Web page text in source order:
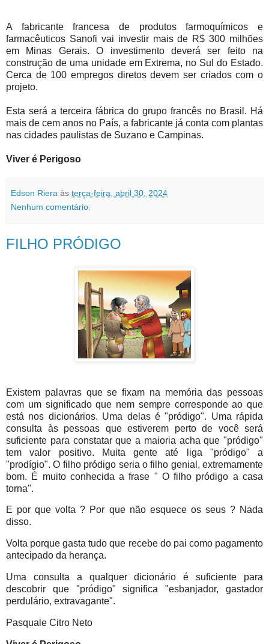
A fabricante francesa de produtos farmoquímicos e
farmacêuticos Sanofi vai investir mais de R$ 300 milhões
em Minas Gerais. O investimento deverá ser feito na
construção de uma unidade em Extrema, no Sul do Estado.
Cerca de 100 empregos diretos devem ser criados com o
projeto.
Esta será a terceira fábrica do grupo francês no Brasil. Há
mais de cem anos no País, a fabricante já conta com plantas
nas cidades paulistas de Suzano e Campinas.
Viver é Perigoso
Edson Riera às terça-feira, abril 30, 2024
Nenhum comentário:
FILHO PRÓDIGO
Existem palavras que se fixam na memória das pessoas
com um significado que nem sempre corresponde ao que
está nos dicionários. Uma delas é "pródigo". Uma rápida
consulta às pessoas que estiverem perto de você será
suficiente para constatar que a maioria acha que "pródigo"
tem valor positivo. Muita gente até liga "pródigo" a
"prodígio". O filho pródigo seria o filho genial, extremamente
bom. É muito conhecida a frase " O filho pródigo a casa
torna".
E por que volta ? Por que não esquece os seus ? Nada
disso.
Volta porque gasta tudo que recebe do pai como pagamento
antecipado da herança.
Uma consulta a qualquer dicionário é suficiente para
descobrir que "pródigo" significa "esbanjador, gastador
perdulário, extravagante".
Pasquale Citro Neto